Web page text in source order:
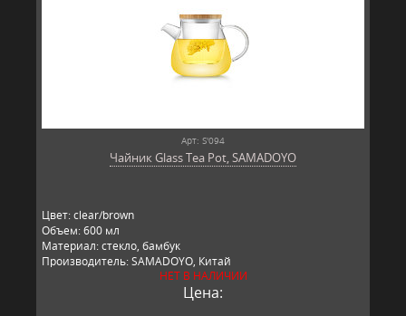
Арт: S'094
Чайник Glass Tea Pot, SAMADOYO
Цвет: clear/brown
Объем: 600 мл
Материал: стекло, бамбук
Производитель: SAMADOYO, Китай
НЕТ В НАЛИЧИИ
Цена: